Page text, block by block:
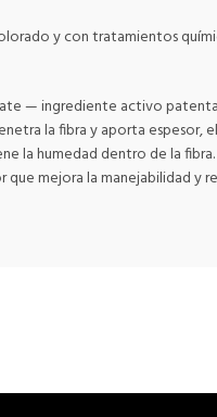
y con tratamientos
— ingrediente activo
la fibra y aporta espesor,
la humedad dentro de la fibra.
mejora la manejabilidad y